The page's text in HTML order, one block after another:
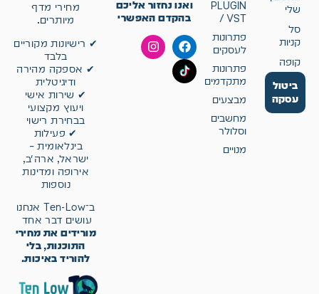
שלי
סל
קניות
קופה
ביטול
עסקה
PLUGIN
/ VST
פתרונות
לעסקים
פתרונות
מתקדמים
מבצעים
מחשבים
וסלולר
מנויים
ואנו נחזור אליכם
בהקדם האפשרי
מחירי מדף
מיותרים.
✔ רישיונות מקוריים
בלבד
✔ אספקה מהירה
ודיגיטלית
✔ שירות אישי
ויעוץ מקצועי
בבחירת רישוי
✔ פעילות
בינלאומית –
ישראל, ארה״ב,
אירופה ומדינות
נוספות
ב־Ten-Low אנחנו
עושים דבר אחד
מורידים את מחירי
התוכנות, בלי
להוריד באיכות.